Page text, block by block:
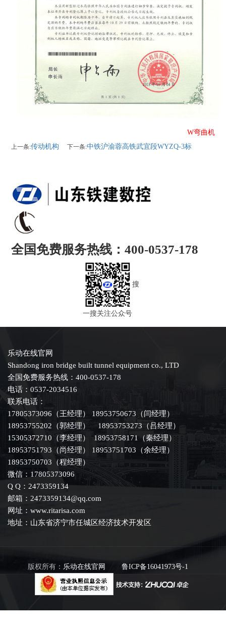
W弯曲机
上一条:传动机构 下一条:中铁沪渝蓉高铁武宜段WYZQ-3标
全国免费服务热线：400-0537-178
搜
一搜关注公众号
乐动在线官网
Shandong iron bridge built tunnel equipment co., LTD
全国免费服务热线：400-0537-178
电话：0537-2034516
联系电话：
17805373096（王经理） 18953750673（闫经理）
18953755202（郭经理） 18953753273（吕经理）
15305372710（李经理） 18953758171（秦经理）
18953751793（尚经理） 18953751703（余经理）
18953750703（程经理）
微信：17805373096
Q Q：2473359134
邮箱：2473359134@qq.com
网址：www.ritarisa.com
地址：山东省济宁市任城区经济技术开发区
版权所有： 乐动在线官网 鲁ICP备16041973号-1